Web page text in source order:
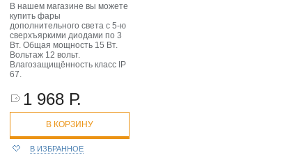
В нашем магазине вы можете
купить фары
дополнительного света с 5-ю
сверхъяркими диодами по 3
Вт. Общая мощность 15 Вт.
Вольтаж 12 вольт.
Влагозащищённость класс IP
67.
1 968 Р.
В КОРЗИНУ
В ИЗБРАННОЕ